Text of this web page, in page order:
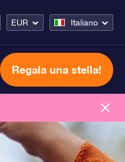
EUR Italiano
Regala una stella!